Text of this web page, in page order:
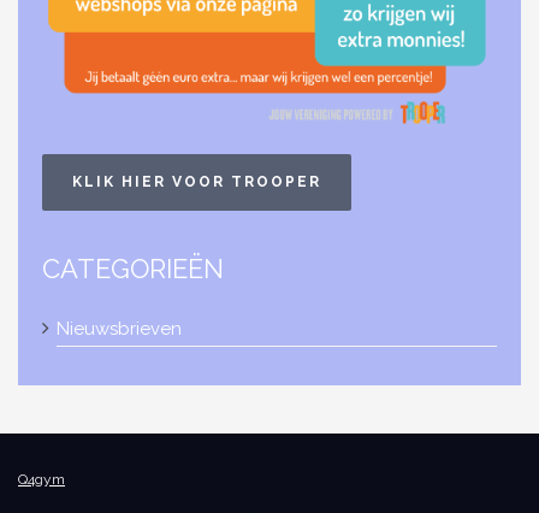
KLIK HIER VOOR TROOPER
CATEGORIEËN
Nieuwsbrieven
Q4gym